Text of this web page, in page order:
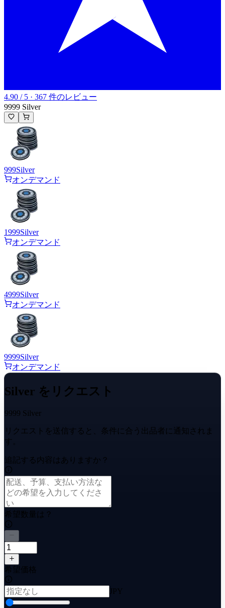
4.90 / 5 · 367 件のレビュー
9999 Silver
999Silver
オンデマンド
1999Silver
オンデマンド
4999Silver
オンデマンド
9999Silver
オンデマンド
Silver をリクエスト
9999 Silver
リクエストを送信すると、条件に合う出品者に通知されま
す。
追記する内容はありますか？
希望数量は？
希望価格
JPY